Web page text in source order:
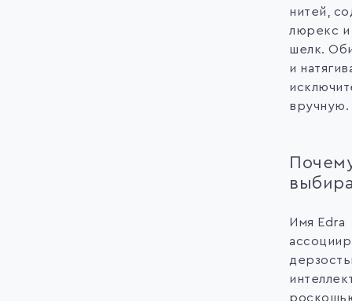
нитей,
люрекс и
шелк.
и
вручную.
Имя Edra